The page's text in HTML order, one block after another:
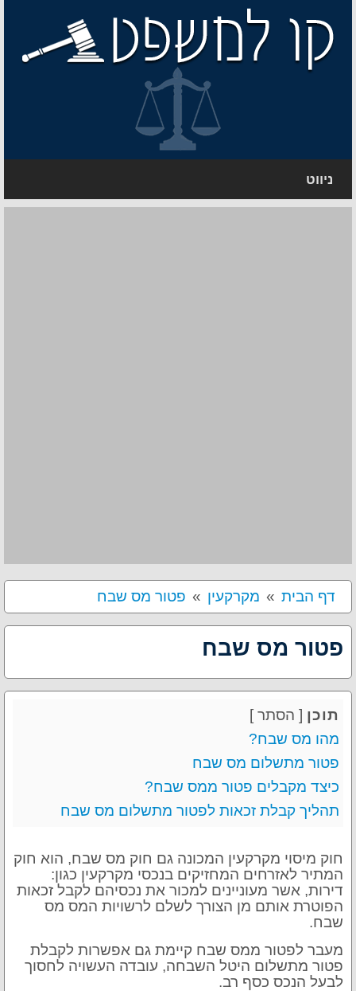
ניווט
דף הבית מקרקעין פטור מס שבח
פטור מס שבח
תוכן [ הסתר ]
מהו מס שבח?
פטור מתשלום מס שבח
כיצד מקבלים פטור ממס שבח?
תהליך קבלת זכאות לפטור מתשלום מס שבח
חוק מיסוי מקרקעין המכונה גם חוק מס שבח, הוא חוק
המתיר לאזרחים המחזיקים בנכסי מקרקעין כגון:
דירות, אשר מעוניינים למכור את נכסיהם לקבל זכאות
הפוטרת אותם מן הצורך לשלם לרשויות המס מס
שבח.
מעבר לפטור ממס שבח קיימת גם אפשרות לקבלת
פטור מתשלום היטל השבחה, עובדה העשויה לחסוך
לבעל הנכס כסף רב.